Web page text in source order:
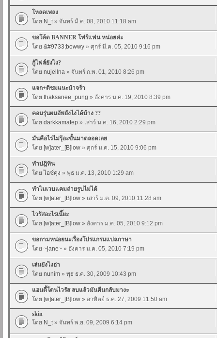
โหลดเพลง
โดย N_t» จันทร์ มี.ค. 08, 2010 11:18 am
ขอโค้ด BANNER โฟร์แฟน หน่อยค่ะ
โดย &#9733;bowwy » ศุกร์ มี.ค. 05, 2010 9:16 pm
กู้ไฟล์ยังไง?
โดย nujellna » จันทร์ ก.พ. 01, 2010 8:26 pm
แจก+ติชมแนะนำจร้า
โดย thaksanee_pung » อังคาร ม.ค. 19, 2010 8:39 pm
คอมรุ่นผมอัพยังไงได้บ้าง ??
โดย darkkamatep » เสาร์ ม.ค. 16, 2010 2:29 pm
มันคือไรไม่รุ้อะขั้นมาตลอดเลย
โดย [w]ater_[B]low » ศุกร์ ม.ค. 15, 2010 9:06 pm
ทำปฎิทิน
โดย ไอซ์คุง » พุธ ม.ค. 13, 2010 1:29 am
ทำไมเวบแคมถ่ายรูปไม่ได้
โดย [w]ater_[B]low » เสาร์ ม.ค. 09, 2010 11:28 am
ไวรัสอะไรเนี๊ยะ
โดย [w]ater_[B]low » อังคาร ม.ค. 05, 2010 9:12 pm
ขอถามหน่อยนะเรื่องโปรแกรมแปลภาษา
โดย ~jane~ » อังคาร ม.ค. 05, 2010 7:19 pm
เล่นยังไงอ่า
โดย nunim » พุธ ธ.ค. 30, 2009 10:43 pm
แฮนดี้โดนไวรัส ลบแล้วมันคืนกลับมางะ
โดย [w]ater_[B]low » อาทิตย์ ธ.ค. 27, 2009 11:50 am
skin
โดย N_t» จันทร์ พ.ย. 09, 2009 6:14 pm